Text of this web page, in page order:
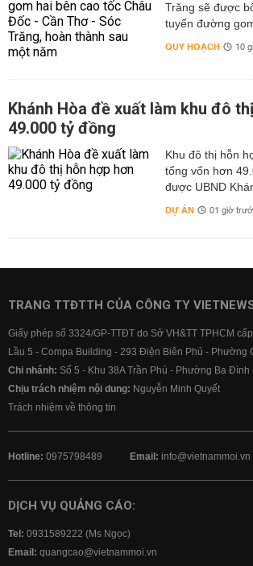
Trăng sẽ được
tuyến đường
QUY HOẠCH 10
Khánh Hòa đề xuất làm khu đô
49.000 tỷ đồng
Khu đô thị hỗn
tổng vốn hơn
được UBND
DỰ ÁN 01 giờ
TRANG TTĐTTH CỦA CÔNG TY
Giấy phép số 3324/GP-TTĐT do Sở VH&TT TPHCM
Lầu 5 - Compa Building - 293 Điện Biên Phủ - Phường
Chi nhánh: Số 5 - Khu 38A Trần Phú - Phường Ba Đình
Chịu trách nhiệm nội dung: Nguyễn Minh Quyết
Trách nhiệm về thông tin
Hotline: 0975798489 Email: info@vietnammoi.vn
DỊCH VỤ QUẢNG CÁO:
Tel: 0931589222 (Ms Ngọc)
Email: quangcao@vietnammoi.vn